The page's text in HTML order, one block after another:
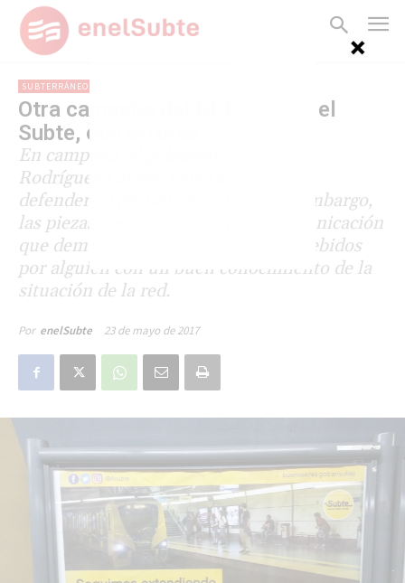
SUBTERRÁNEOS
Otra campaña del GCBA sobre el
Subte, con errores
En campaña, el gobierno de Horacio
Rodríguez Larreta lanzó afiches para
defender su gestión en subtes. Sin embargo,
las piezas contienen errores de comunicación
que demuestran que no fueron concebidos
por alguien con un buen conocimiento de la
situación de la red.
Por enelSubte 23 de mayo de 2017